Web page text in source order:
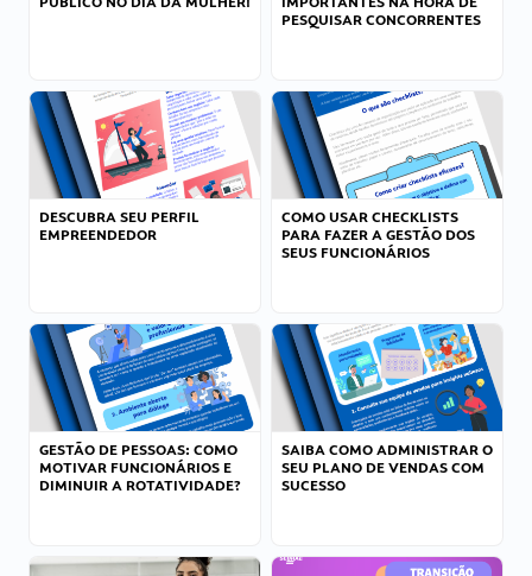
PESQUISAR CONCORRENTES
DESCUBRA SEU PERFIL
EMPREENDEDOR
COMO USAR CHECKLISTS
PARA FAZER A GESTÃO DOS
SEUS FUNCIONÁRIOS
GESTÃO DE PESSOAS: COMO
MOTIVAR FUNCIONÁRIOS E
DIMINUIR A ROTATIVIDADE?
SAIBA COMO ADMINISTRAR O
SEU PLANO DE VENDAS COM
SUCESSO